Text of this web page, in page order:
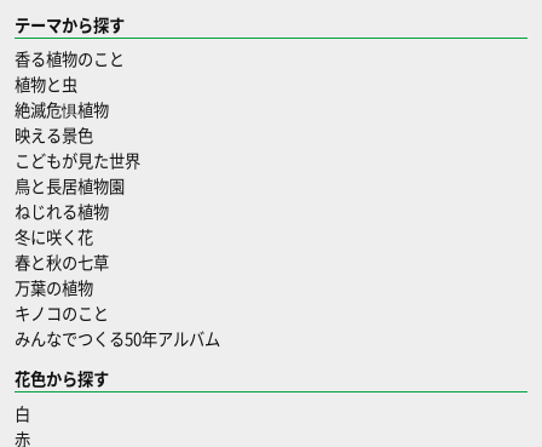
テーマから探す
香る植物のこと
植物と虫
絶滅危惧植物
映える景色
こどもが見た世界
鳥と長居植物園
ねじれる植物
冬に咲く花
春と秋の七草
万葉の植物
キノコのこと
みんなでつくる50年アルバム
花色から探す
白
赤